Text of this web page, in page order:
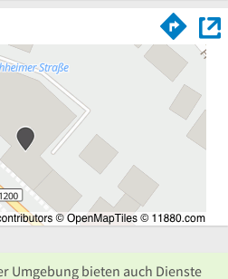
Umgebung bieten auch Dienste